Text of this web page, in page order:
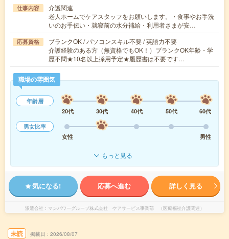
仕事内容
介護関連
老人ホームでケアスタッフをお願いします。・食事やお手洗
いのお手伝い・就寝前の水分補給・利用者さまが安…
応募資格
ブランクOK / パソコンスキル不要 / 英語力不要
介護経験のある方（無資格でもOK！）ブランクOK年齢・学
歴不問★10名以上採用予定★履歴書は不要です…
職場の雰囲気
年齢層
20代
30代 40代 50代
60代
男女比率
女性
男性
もっと見る
気になる! 応募へ進む 詳しく見る
派遣会社 マンパワーグループ株式会社 ケアサービス事業部 （医療福祉介護関連）
未読 掲載日 2026/08/07